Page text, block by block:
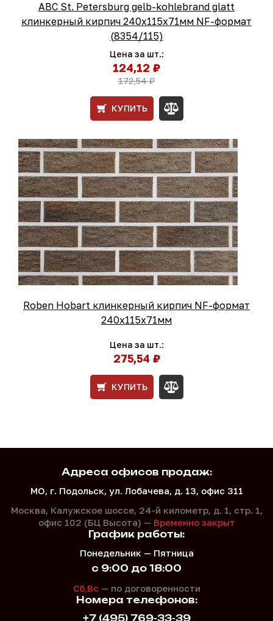
ABC St. Petersburg gelb-kohlebrand glatt
клинкерный кирпич 240x115x71мм NF-формат
(8354/115)
Цена за шт.:
124,12 ₽
172,54 ₽
КУПИТЬ
Roben Hobart клинкерный кирпич NF-формат
240x115x71мм
Цена за шт.:
275,54 ₽
КУПИТЬ
Адреса офисов продаж:
МО, г. Подольск, ул. Лобачева, д. 13, офис 311
Москва, Калужское шоссе, 24-й километр, д. 1, стр. 1,
офис 102 (БЦ Высота) — Временно закрыт
Номера телефонов:
+7 (495) 769-33-39
График работы:
Понедельник — Пятница
с 9:00 до 18:00
Сб,Вс — по договоренности